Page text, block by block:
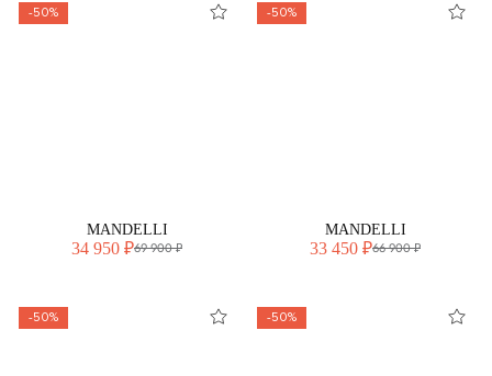
-50%
MANDELLI
34 950 ₽69 900 ₽
-50%
MANDELLI
33 450 ₽66 900 ₽
-50% -50%